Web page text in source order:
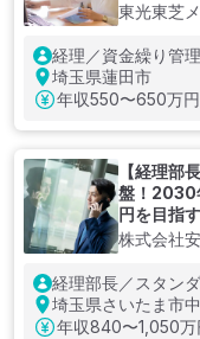
東光東芝
経理／資金繰り管理
埼玉県蓮田市
年収550〜650万円
【経理部
盤！2030
円を目指
株式会社
経理部長／スタン
埼玉県さいたま市
年収840〜1,050万